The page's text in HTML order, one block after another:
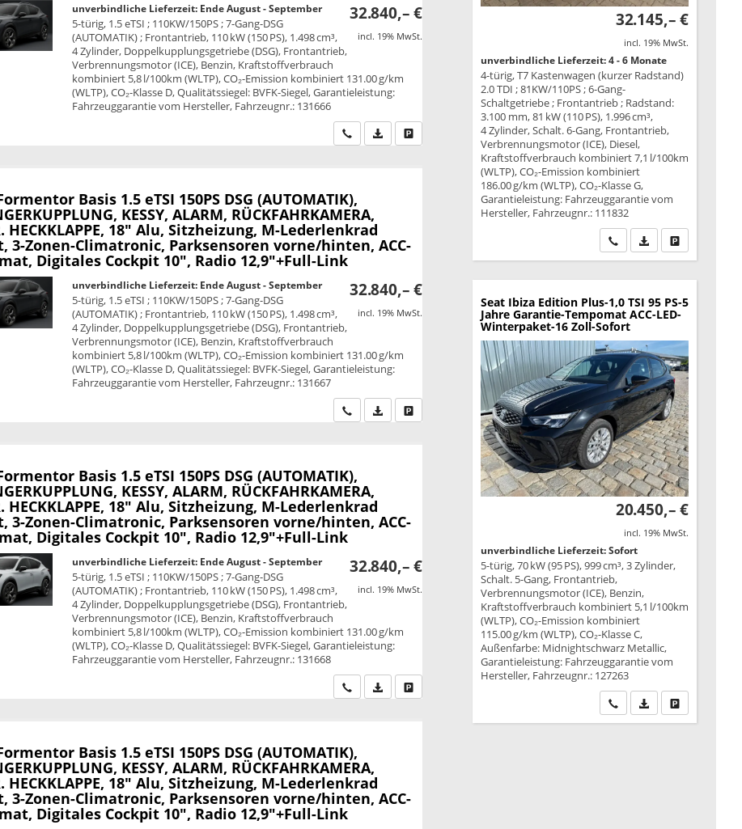
32.840,– €
incl. 19% MwSt.
unverbindliche Lieferzeit: Ende August - September
5-türig, 1.5 eTSI ; 110KW/150PS ; 7-Gang-DSG
(AUTOMATIK) ; Frontantrieb, 110 kW (150 PS), 1.498 cm³,
4 Zylinder, Doppelkupplungsgetriebe (DSG), Frontantrieb,
Verbrennungsmotor (ICE), Benzin, Kraftstoffverbrauch
kombiniert 5,8 l/100km (WLTP), CO₂-Emission kombiniert 131.00 g/km
(WLTP), CO₂-Klasse D, Qualitätssiegel: BVFK-Siegel, Garantieleistung:
Fahrzeuggarantie vom Hersteller, Fahrzeugnr.: 131666
Wir rufen Sie anPDF-Datei, Fahrzeugexposé drucken
Drucken, parken oder vergleichen
Basis 1.5 eTSI 150PS DSG (AUTOMATIK),
KESSY, ALARM, RÜCKFAHRKAMERA,
HECKKLAPPE, 18" Alu, Sitzheizung, M-Lederlenkrad
3-Zonen-Climatronic, Parksensoren vorne/hinten, ACC-
Digitales Cockpit 10", Radio 12,9"+Full-Link
32.840,– €
incl. 19% MwSt.
unverbindliche Lieferzeit: Ende August - September
5-türig, 1.5 eTSI ; 110KW/150PS ; 7-Gang-DSG
(AUTOMATIK) ; Frontantrieb, 110 kW (150 PS), 1.498 cm³,
4 Zylinder, Doppelkupplungsgetriebe (DSG), Frontantrieb,
Verbrennungsmotor (ICE), Benzin, Kraftstoffverbrauch
kombiniert 5,8 l/100km (WLTP), CO₂-Emission kombiniert 131.00 g/km
(WLTP), CO₂-Klasse D, Qualitätssiegel: BVFK-Siegel, Garantieleistung:
Fahrzeuggarantie vom Hersteller, Fahrzeugnr.: 131667
Wir rufen Sie anPDF-Datei, Fahrzeugexposé drucken
Drucken, parken oder vergleichen
Basis 1.5 eTSI 150PS DSG (AUTOMATIK),
KESSY, ALARM, RÜCKFAHRKAMERA,
HECKKLAPPE, 18" Alu, Sitzheizung, M-Lederlenkrad
3-Zonen-Climatronic, Parksensoren vorne/hinten, ACC-
Digitales Cockpit 10", Radio 12,9"+Full-Link
32.840,– €
incl. 19% MwSt.
unverbindliche Lieferzeit: Ende August - September
5-türig, 1.5 eTSI ; 110KW/150PS ; 7-Gang-DSG
(AUTOMATIK) ; Frontantrieb, 110 kW (150 PS), 1.498 cm³,
4 Zylinder, Doppelkupplungsgetriebe (DSG), Frontantrieb,
Verbrennungsmotor (ICE), Benzin, Kraftstoffverbrauch
kombiniert 5,8 l/100km (WLTP), CO₂-Emission kombiniert 131.00 g/km
(WLTP), CO₂-Klasse D, Qualitätssiegel: BVFK-Siegel, Garantieleistung:
Fahrzeuggarantie vom Hersteller, Fahrzeugnr.: 131668
Wir rufen Sie anPDF-Datei, Fahrzeugexposé drucken
Basis 1.5 eTSI 150PS DSG (AUTOMATIK),
KESSY, ALARM, RÜCKFAHRKAMERA,
HECKKLAPPE, 18" Alu, Sitzheizung, M-Lederlenkrad
3-Zonen-Climatronic, Parksensoren vorne/hinten, ACC-
Digitales Cockpit 10", Radio 12,9"+Full-Link
32.145,– €
incl. 19% MwSt.
unverbindliche Lieferzeit: 4 - 6 Monate
4-türig, T7 Kastenwagen (kurzer Radstand)
2.0 TDI ; 81KW/110PS ; 6-Gang-
Schaltgetriebe ; Frontantrieb ; Radstand:
3.100 mm, 81 kW (110 PS), 1.996 cm³,
4 Zylinder, Schalt. 6-Gang, Frontantrieb,
Verbrennungsmotor (ICE), Diesel,
Kraftstoffverbrauch kombiniert 7,1 l/100km
(WLTP), CO₂-Emission kombiniert
186.00 g/km (WLTP), CO₂-Klasse G,
Garantieleistung: Fahrzeuggarantie vom
Hersteller, Fahrzeugnr.: 111832
Wir rufen Sie an
PDF-Datei,Drucken,
Seat Ibiza Edition Plus-1,0 TSI 95 PS-5
Jahre Garantie-Tempomat ACC-LED-
Winterpaket-16 Zoll-Sofort
20.450,– €
incl. 19% MwSt.
unverbindliche Lieferzeit: Sofort
5-türig, 70 kW (95 PS), 999 cm³, 3 Zylinder,
Schalt. 5-Gang, Frontantrieb,
Verbrennungsmotor (ICE), Benzin,
Kraftstoffverbrauch kombiniert 5,1 l/100km
(WLTP), CO₂-Emission kombiniert
115.00 g/km (WLTP), CO₂-Klasse C,
Außenfarbe: Midnightschwarz Metallic,
Garantieleistung: Fahrzeuggarantie vom
Hersteller, Fahrzeugnr.: 127263
Wir rufen Sie an
PDF-Datei,Drucken,